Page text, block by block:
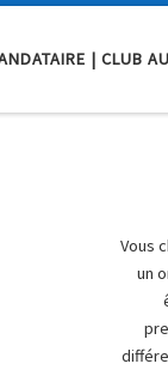
| CLUB
Vous
un